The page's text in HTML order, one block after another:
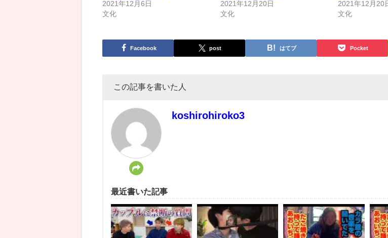
2021年12月6日
文化
2021年12月20日
文化
2021年12月20
文化
Facebook post はてブ Pocket
この記事を書いた人
koshirohiroko3
最近書いた記事